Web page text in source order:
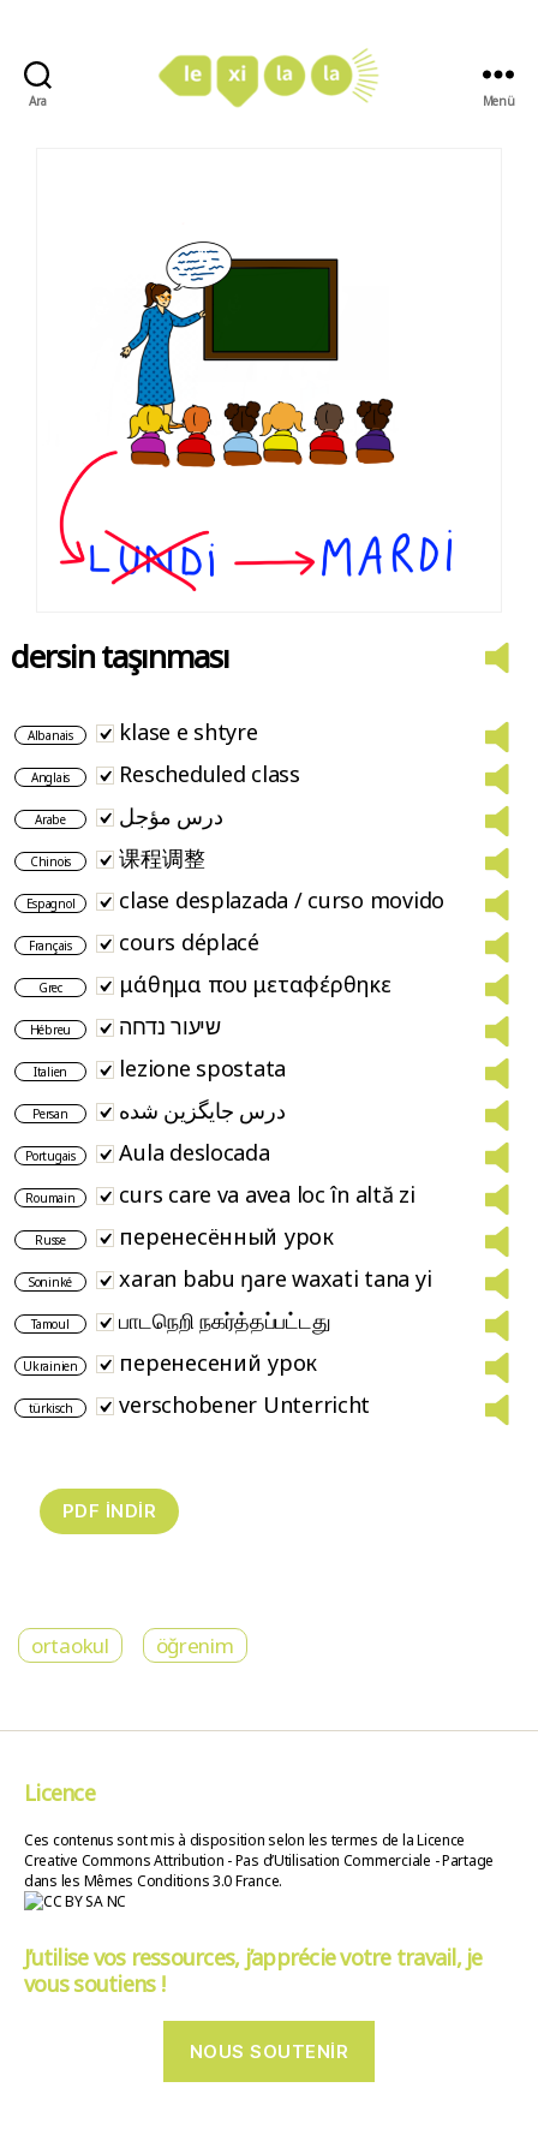
Ara Menü
dersin taşınması
Albanais klase e shtyre
Anglais Rescheduled class
Arabe درس مؤجل
Chinois 课程调整
Espagnol clase desplazada / curso movido
Français cours déplacé
Grec μάθημα που μεταφέρθηκε
Hébreu שיעור נדחה
Italien lezione spostata
Persan درس جایگزین شده
Portugais Aula deslocada
Roumain curs care va avea loc în altă zi
Russe перенесённый урок
Soninké xaran babu ŋare waxati tana yi
Tamoul பாடநெறி நகர்த்தப்பட்டது
Ukrainien перенесений урок
türkisch verschobener Unterricht
ortaokul öğrenim
Licence
Ces contenus sont mis à disposition selon les termes de la Licence
Creative Commons Attribution - Pas d’Utilisation Commerciale - Partage
dans les Mêmes Conditions 3.0 France.
J’utilise vos ressources, j’apprécie votre travail, je
vous soutiens !
NOUS SOUTENIR